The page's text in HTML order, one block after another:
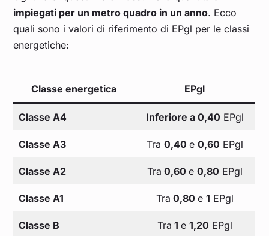
impiegati per un metro quadro in un anno. Ecco
quali sono i valori di riferimento di EPgl per le classi
energetiche:
Classe energetica EPgl
Classe A4 Inferiore a 0,40 EPgl
Classe A3 Tra 0,40 e 0,60 EPgl
Classe A2 Tra 0,60 e 0,80 EPgl
Classe A1 Tra 0,80 e 1 EPgl
Classe B Tra 1 e 1,20 EPgl